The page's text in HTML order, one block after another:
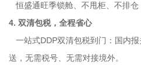
恒盛通旺季锁舱、不甩柜、不排仓
4. 双清包税，全程省心
一站式DDP双清包税到门：国内
送，无需税号、无需对接境外。